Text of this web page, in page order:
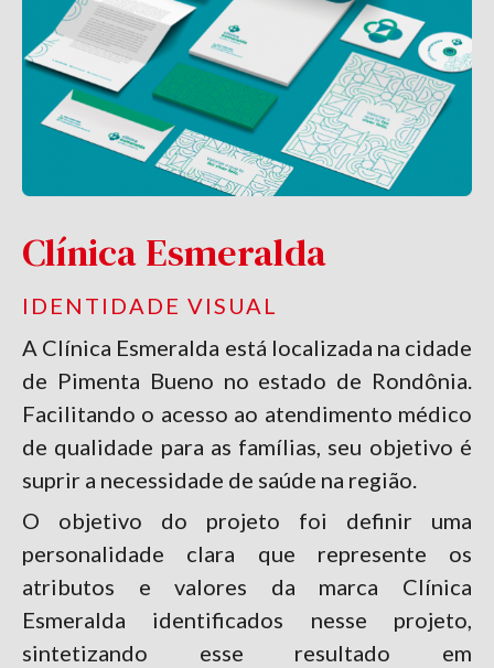
Clínica Esmeralda
IDENTIDADE VISUAL
A Clínica Esmeralda está localizada na cidade
de Pimenta Bueno no estado de Rondônia.
Facilitando o acesso ao atendimento médico
de qualidade para as famílias, seu objetivo é
suprir a necessidade de saúde na região.
O objetivo do projeto foi definir uma
personalidade clara que represente os
atributos e valores da marca Clínica
Esmeralda identificados nesse projeto,
sintetizando esse resultado em